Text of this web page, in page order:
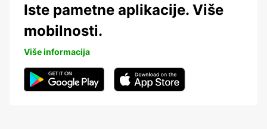
Iste pametne aplikacije. Više
mobilnosti.
Više informacija